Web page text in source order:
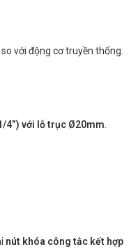
với động cơ truyền thống.
4”) với lỗ trục Ø20mm
nút khóa công tắc kết hợp